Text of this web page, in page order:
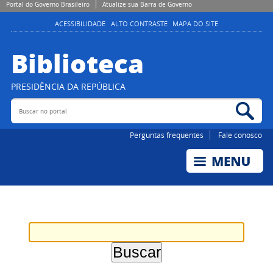
Portal do Governo Brasileiro Atualize sua Barra de Governo
ACESSIBILIDADE ALTO CONTRASTE MAPA DO SITE
Biblioteca
PRESIDÊNCIA DA REPÚBLICA
Buscar no portal
Perguntas frequentes Fale conosco